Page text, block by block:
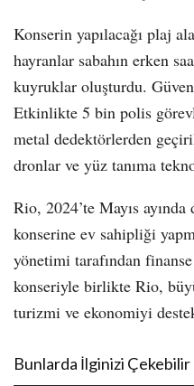
Konserin yapılacağı plaj
hayranlar sabahın erken
kuyruklar oluşturdu.
Etkinlikte 5 bin polis
metal dedektörlerden
dronlar ve yüz tanıma
Rio, 2024’te Mayıs
konserine ev sahipliği
yönetimi tarafından
konseriyle birlikte Rio,
turizmi ve ekonomiyi
Bunlarda İlginizi Çekebilir